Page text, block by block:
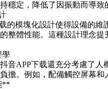
穩定，降低了因振動而導致
的模塊化設計使得設備的
整體性能。這種設計理念
學
音APP下载還充分考慮了
擔。例如，配備觸控屏幕和
**